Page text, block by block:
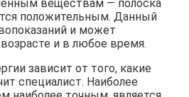
веществам — полоска
положительным. Данный
и может
и в любое время.
зависит от того, какие
специалист. Наиболее